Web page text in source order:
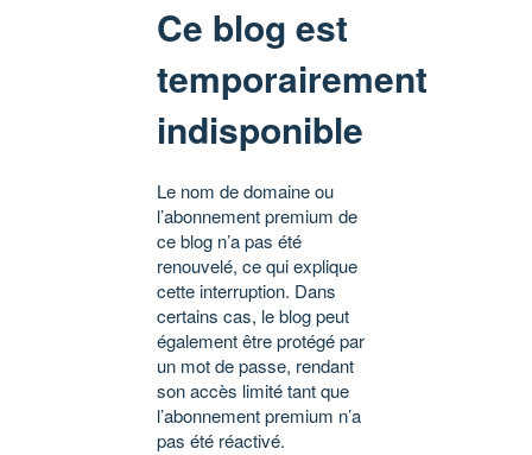
Ce blog est
temporairement
indisponible
Le nom de domaine ou
l’abonnement premium de
ce blog n’a pas été
renouvelé, ce qui explique
cette interruption. Dans
certains cas, le blog peut
également être protégé par
un mot de passe, rendant
son accès limité tant que
l’abonnement premium n’a
pas été réactivé.